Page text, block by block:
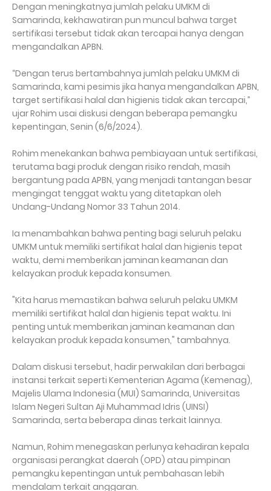
Dengan meningkatnya jumlah pelaku UMKM di
Samarinda, kekhawatiran pun muncul bahwa target
sertifikasi tersebut tidak akan tercapai hanya dengan
mengandalkan APBN.
“Dengan terus bertambahnya jumlah pelaku UMKM di
Samarinda, kami pesimis jika hanya mengandalkan APBN,
target sertifikasi halal dan higienis tidak akan tercapai,”
ujar Rohim usai diskusi dengan beberapa pemangku
kepentingan, Senin (6/6/2024).
Rohim menekankan bahwa pembiayaan untuk sertifikasi,
terutama bagi produk dengan risiko rendah, masih
bergantung pada APBN, yang menjadi tantangan besar
mengingat tenggat waktu yang ditetapkan oleh
Undang-Undang Nomor 33 Tahun 2014.
Ia menambahkan bahwa penting bagi seluruh pelaku
UMKM untuk memiliki sertifikat halal dan higienis tepat
waktu, demi memberikan jaminan keamanan dan
kelayakan produk kepada konsumen.
"Kita harus memastikan bahwa seluruh pelaku UMKM
memiliki sertifikat halal dan higienis tepat waktu. Ini
penting untuk memberikan jaminan keamanan dan
kelayakan produk kepada konsumen," tambahnya.
Dalam diskusi tersebut, hadir perwakilan dari berbagai
instansi terkait seperti Kementerian Agama (Kemenag),
Majelis Ulama Indonesia (MUI) Samarinda, Universitas
Islam Negeri Sultan Aji Muhammad Idris (UINSI)
Samarinda, serta beberapa dinas terkait lainnya.
Namun, Rohim menegaskan perlunya kehadiran kepala
organisasi perangkat daerah (OPD) atau pimpinan
pemangku kepentingan untuk pembahasan lebih
mendalam terkait anggaran.